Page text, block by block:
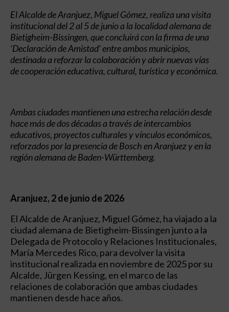
El Alcalde de Aranjuez, Miguel Gómez, realiza una visita
institucional del 2 al 5 de junio a la localidad alemana de
Bietigheim-Bissingen, que concluirá con la firma de una
‘Declaración de Amistad’ entre ambos municipios,
destinada a reforzar la colaboración y abrir nuevas vías
de cooperación educativa, cultural, turística y económica.
Ambas ciudades mantienen una estrecha relación desde
hace más de dos décadas a través de intercambios
educativos, proyectos culturales y vínculos económicos,
reforzados por la presencia de Bosch en Aranjuez y en la
región alemana de Baden-Württemberg.
Aranjuez, 2 de junio de 2026
El Alcalde de Aranjuez, Miguel Gómez, ha viajado a la
ciudad alemana de Bietigheim-Bissingen junto a la
Delegada de Protocolo y Relaciones Institucionales,
María Mercedes Rico, para devolver la visita
institucional realizada en noviembre de 2025 por su
Alcalde, Jürgen Kessing, en el marco de las
relaciones de colaboración que ambas ciudades
mantienen desde hace años.